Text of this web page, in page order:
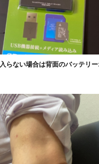
らない場合は背面のバッテリ